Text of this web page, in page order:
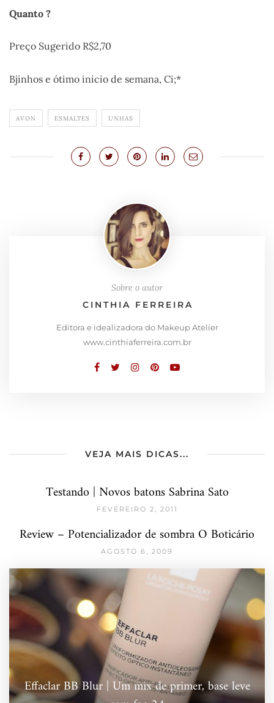
Quanto ?
Preço Sugerido R$2,70
Bjinhos e ótimo inicio de semana, Ci;*
AVON ESMALTES UNHAS
Sobre o autor
CINTHIA FERREIRA
Editora e idealizadora do Makeup Atelier
www.cinthiaferreira.com.br
VEJA MAIS DICAS...
Testando | Novos batons Sabrina Sato
FEVEREIRO 2, 2011
Review – Potencializador de sombra O Boticário
AGOSTO 6, 2009
Effaclar BB Blur | Um mix de primer, base leve